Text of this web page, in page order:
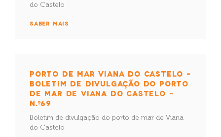
do Castelo
SABER MAIS
PORTO DE MAR VIANA DO CASTELO –
BOLETIM DE DIVULGAÇÃO DO PORTO
DE MAR DE VIANA DO CASTELO –
N.º69
Boletim de divulgação do porto de mar de Viana
do Castelo